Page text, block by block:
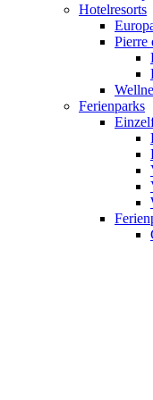
Hotelresorts
Pierre
Ferienparks